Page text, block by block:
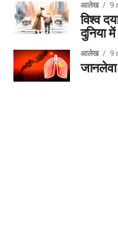
आलेख 9
विश्व
दुनिया
आलेख 9